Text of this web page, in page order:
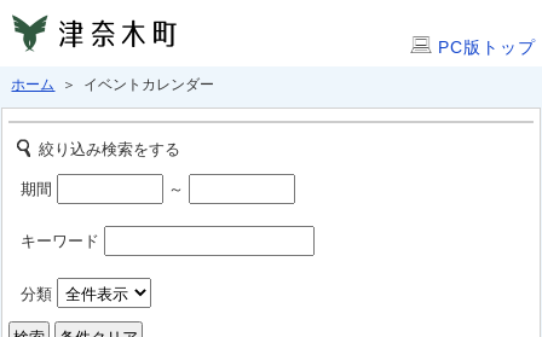
PC版トップ
ホーム ＞ イベントカレンダー
絞り込み検索をする
期間 ～
キーワード
分類